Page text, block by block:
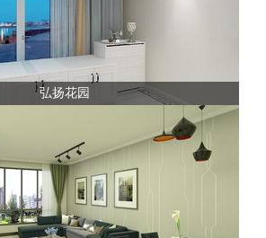
弘扬花园